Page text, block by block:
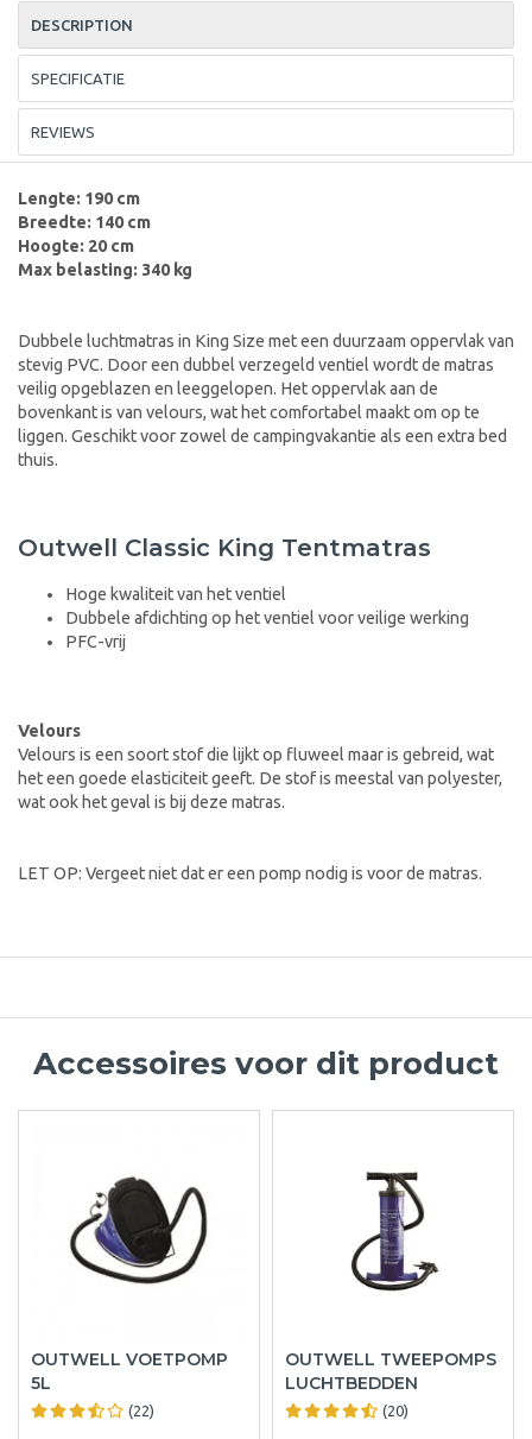
DESCRIPTION
SPECIFICATIE
REVIEWS
Lengte: 190 cm
Breedte: 140 cm
Hoogte: 20 cm
Max belasting: 340 kg
Dubbele luchtmatras in King Size met een duurzaam oppervlak van
stevig PVC. Door een dubbel verzegeld ventiel wordt de matras
veilig opgeblazen en leeggelopen. Het oppervlak aan de
bovenkant is van velours, wat het comfortabel maakt om op te
liggen. Geschikt voor zowel de campingvakantie als een extra bed
thuis.
Outwell Classic King Tentmatras
Hoge kwaliteit van het ventiel
Dubbele afdichting op het ventiel voor veilige werking
PFC-vrij
Velours
Velours is een soort stof die lijkt op fluweel maar is gebreid, wat
het een goede elasticiteit geeft. De stof is meestal van polyester,
wat ook het geval is bij deze matras.
LET OP: Vergeet niet dat er een pomp nodig is voor de matras.
Accessoires voor dit product
OUTWELL VOETPOMP
5L
(22)
OUTWELL TWEEPOMPS
LUCHTBEDDEN
(20)